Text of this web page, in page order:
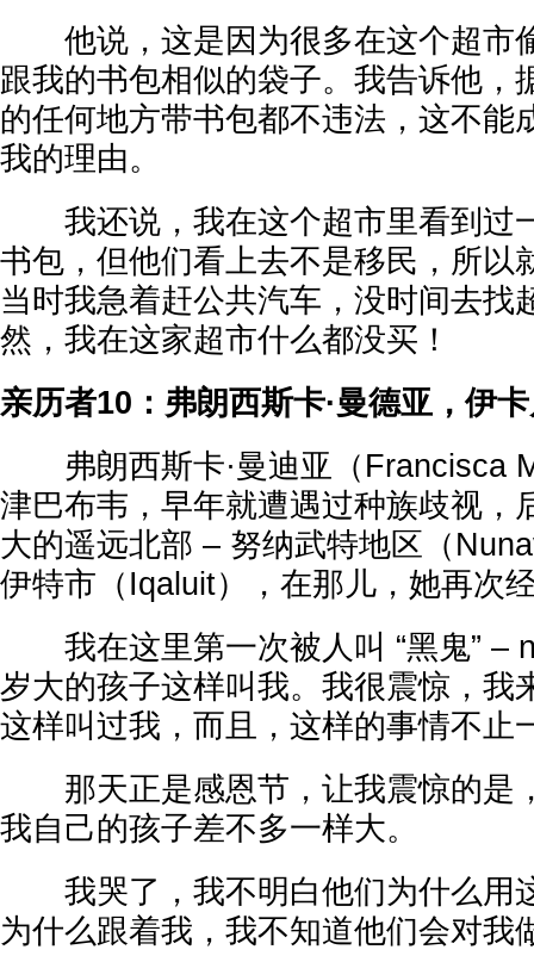
他说，这是因为很多在这个超市
跟我的书包相似的袋子。我告诉他，
的任何地方带书包都不违法，这不能
我的理由。
我还说，我在这个超市里看到过
书包，但他们看上去不是移民，所
当时我急着赶公共汽车，没时间去找
然，我在这家超市什么都没买！
亲历者10：弗朗西斯卡·曼德亚，伊
弗朗西斯卡·曼迪亚（Francisca
津巴布韦，早年就遭遇过种族歧视，
大的遥远北部 – 努纳武特地区（
伊特市（Iqaluit），在那儿，她再次
我在这里第一次被人叫 “黑鬼” –
岁大的孩子这样叫我。我很震惊，我
这样叫过我，而且，这样的事情不止
那天正是感恩节，让我震惊的是
我自己的孩子差不多一样大。
我哭了，我不明白他们为什么用
为什么跟着我，我不知道他们会对我